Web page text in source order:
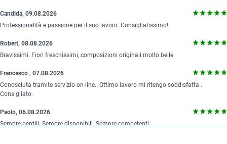
Candida, 09.08.2026
Professionalità e passione per il suo lavoro. Consigliatissimo!!
Robert, 08.08.2026
Bravissimi. Fiori freschissimi, composizioni originali molto belle
Francesco , 07.08.2026
Conosciuta tramite servizio on-line.. Ottimo lavoro mi ritengo soddisfatta .
Consigliato.
Paolo, 06.08.2026
Sempre gentili. Sempre disponibili. Sempre competenti.